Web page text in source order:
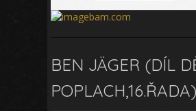
BEN JÄGER (DÍL
POPLACH,16.ŘADA)